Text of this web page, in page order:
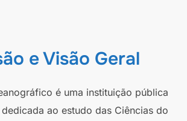
e Visão Geral
é uma instituição pública
ao estudo das Ciências do